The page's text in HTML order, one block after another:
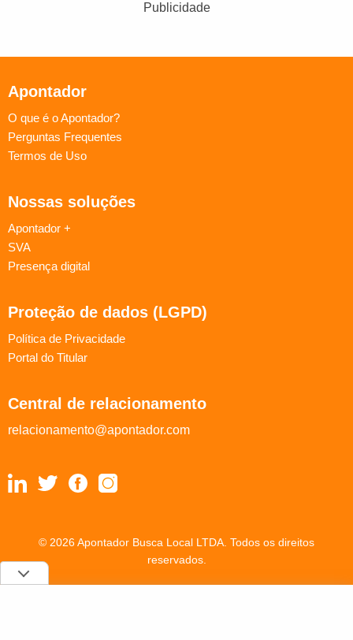
Publicidade
Apontador
O que é o Apontador?
Perguntas Frequentes
Termos de Uso
Nossas soluções
Apontador +
SVA
Presença digital
Proteção de dados (LGPD)
Política de Privacidade
Portal do Titular
Central de relacionamento
relacionamento@apontador.com
© 2026 Apontador Busca Local LTDA. Todos os direitos
reservados.